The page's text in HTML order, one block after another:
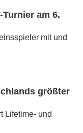
am 6.
mit und
größter
Lifetime- und